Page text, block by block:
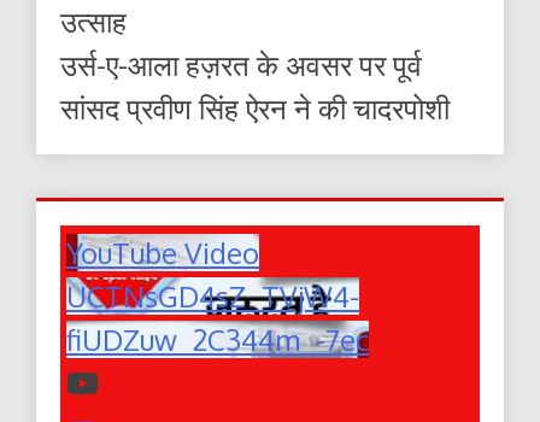
उत्साह
उर्स-ए-आला हज़रत के अवसर पर पूर्व
सांसद प्रवीण सिंह ऐरन ने की चादरपोशी
YouTube Video
UCTNsGD4sZ_TVjW4-
fiUDZuw_2C344m_-7ec